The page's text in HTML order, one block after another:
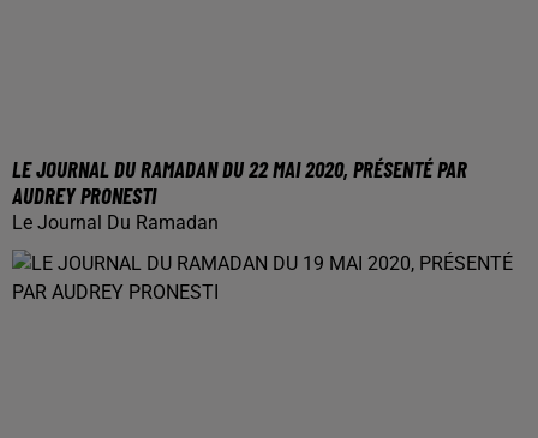
LE JOURNAL DU RAMADAN DU 22 MAI 2020, PRÉSENTÉ PAR
AUDREY PRONESTI
Le Journal Du Ramadan